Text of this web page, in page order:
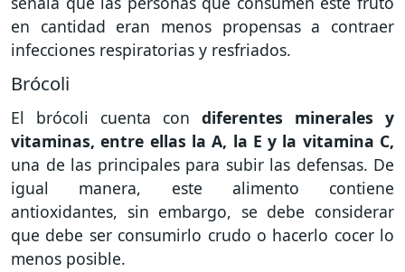
en cantidad eran menos propensas a contraer
infecciones respiratorias y resfriados.
Brócoli
El brócoli cuenta con diferentes minerales y
vitaminas, entre ellas la A, la E y la vitamina C,
una de las principales para subir las defensas. De
igual manera, este alimento contiene
antioxidantes, sin embargo, se debe considerar
que debe ser consumirlo crudo o hacerlo cocer lo
menos posible.